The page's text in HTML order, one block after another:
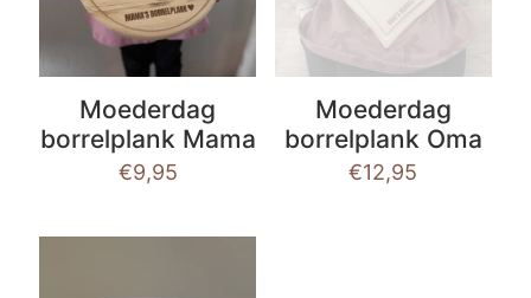
Moederdag
borrelplank Mama
€9,95
Moederdag
borrelplank Oma
€12,95